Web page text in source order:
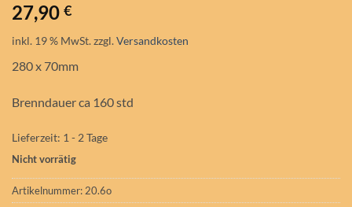
27,90 €
inkl. 19 % MwSt.zzgl.Versandkosten
280 x 70mm
Brenndauer ca 160 std
Lieferzeit: 1 - 2 Tage
Nicht vorrätig
Artikelnummer: 20.6o